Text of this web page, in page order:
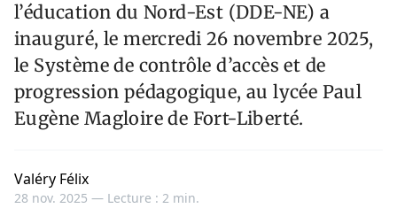
l’éducation du Nord-Est (DDE-NE) a
inauguré, le mercredi 26 novembre 2025,
le Système de contrôle d’accès et de
progression pédagogique, au lycée Paul
Eugène Magloire de Fort-Liberté.
Valéry Félix
28 nov. 2025 — Lecture : 2 min.